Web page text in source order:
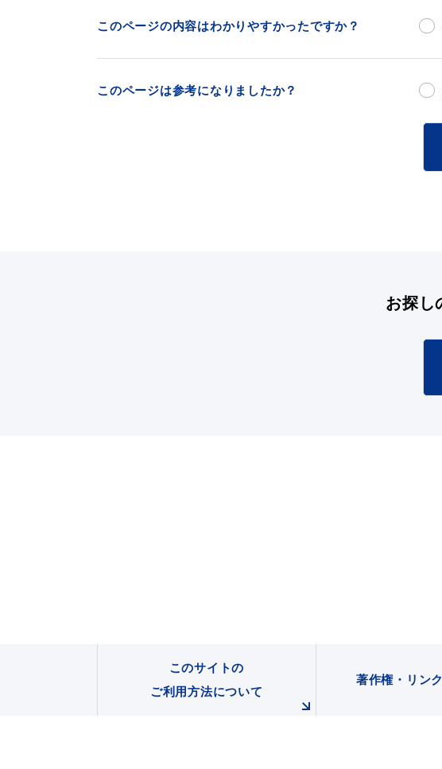
このページの内容はわかりやすかったですか？
このページは参考になりましたか？
お探し
このサイトの
ご利用方法について
著作権・リン